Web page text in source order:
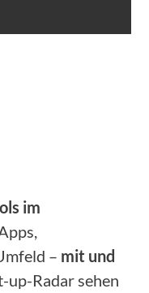
im
– mit und
up-Radar sehen